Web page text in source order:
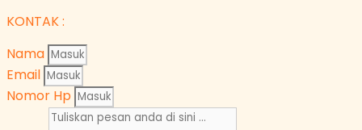
KONTAK :
Nama
Email
Nomor Hp